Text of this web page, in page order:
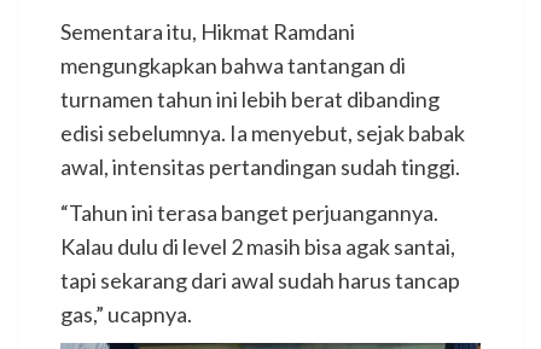
Sementara itu, Hikmat Ramdani
mengungkapkan bahwa tantangan di
turnamen tahun ini lebih berat dibanding
edisi sebelumnya. Ia menyebut, sejak babak
awal, intensitas pertandingan sudah tinggi.
“Tahun ini terasa banget perjuangannya.
Kalau dulu di level 2 masih bisa agak santai,
tapi sekarang dari awal sudah harus tancap
gas,” ucapnya.